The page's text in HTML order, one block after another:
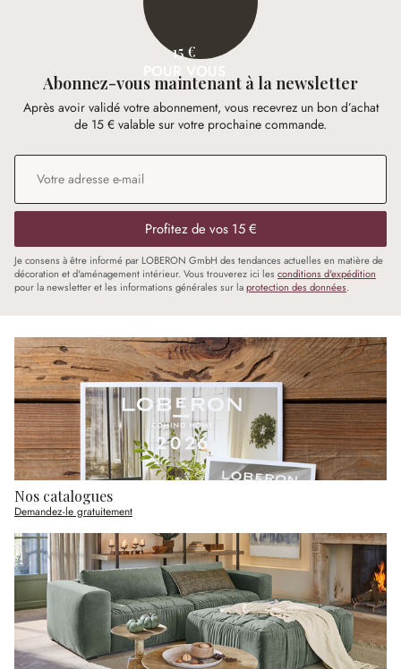
15 €
POUR VOUS
Abonnez-vous maintenant à la newsletter
Après avoir validé votre abonnement, vous recevrez un bon d’achat
de 15 € valable sur votre prochaine commande.
Adresse e-mail
Profitez de vos 15 €
Je consens à être informé par LOBERON GmbH des tendances actuelles en matière de
décoration et d'aménagement intérieur. Vous trouverez ici les conditions d'expédition
pour la newsletter et les informations générales sur laprotection des données.
Nos catalogues
Demandez-le gratuitement